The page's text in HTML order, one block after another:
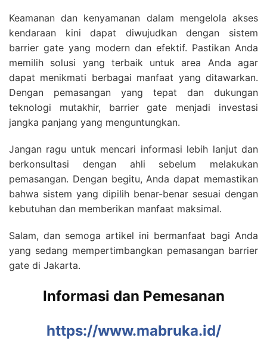
Keamanan dan kenyamanan dalam mengelola akses
kendaraan kini dapat diwujudkan dengan sistem
barrier gate yang modern dan efektif. Pastikan Anda
memilih solusi yang terbaik untuk area Anda agar
dapat menikmati berbagai manfaat yang ditawarkan.
Dengan pemasangan yang tepat dan dukungan
teknologi mutakhir, barrier gate menjadi investasi
jangka panjang yang menguntungkan.
Jangan ragu untuk mencari informasi lebih lanjut dan
berkonsultasi dengan ahli sebelum melakukan
pemasangan. Dengan begitu, Anda dapat memastikan
bahwa sistem yang dipilih benar-benar sesuai dengan
kebutuhan dan memberikan manfaat maksimal.
Salam, dan semoga artikel ini bermanfaat bagi Anda
yang sedang mempertimbangkan pemasangan barrier
gate di Jakarta.
Informasi dan Pemesanan
https://www.mabruka.id/